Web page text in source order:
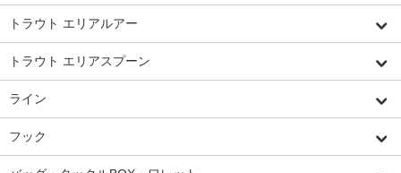
トラウト エリアルアー
トラウト エリアスプーン
ライン
フック